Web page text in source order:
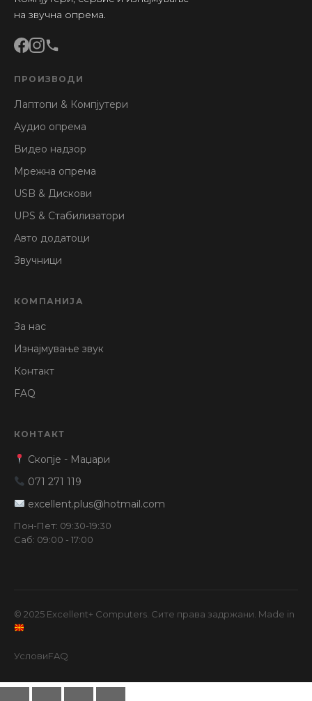
на звучна опрема.
ПРОИЗВОДИ
Лаптопи & Компјутери
Аудио опрема
Видео надзор
Мрежна опрема
USB & Дискови
UPS & Стабилизатори
Авто додатоци
Звучници
КОМПАНИЈА
За нас
Изнајмување звук
Контакт
FAQ
КОНТАКТ
Скопје - Маџари
071 271 119
excellent.plus@hotmail.com
Пон-Пет: 09:30-19:30
Саб: 09:00 - 17:00
© 2025 Excellent+ Computers. Сите права задржани. Made in
УсловиFAQ